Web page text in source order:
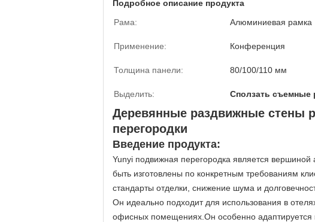
Подробное описание продукта
Рама:
Алюминиевая рамка
Применение: Конференция
Толщина панели: 80/100/110 мм
Выделить: Сползать съемные
Деревянные раздвижные стены
перегородки
Введение продукта:
Yunyi подвижная перегородка является
быть изготовлены по конкретным требованиям
стандарты отделки, снижение шума и
Он идеально подходит для использования в
офисных помещениях.Он особенно адаптируется